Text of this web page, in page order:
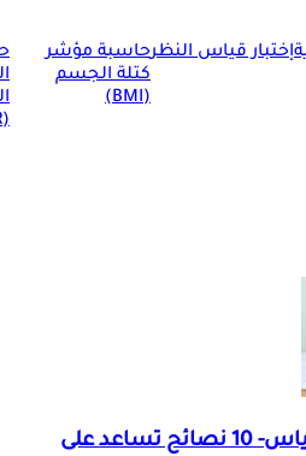
إختبار قياس النظرحاسبة مؤشر
كتلة الجسم
(BMI)
(BMR)
طرق تنظيف البنكرياس- 10 نصائح تساعد على